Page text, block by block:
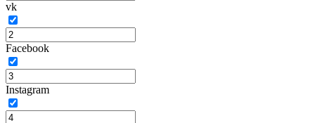
vk
Facebook
Instagram